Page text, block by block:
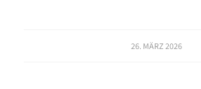
26. MÄRZ 2026